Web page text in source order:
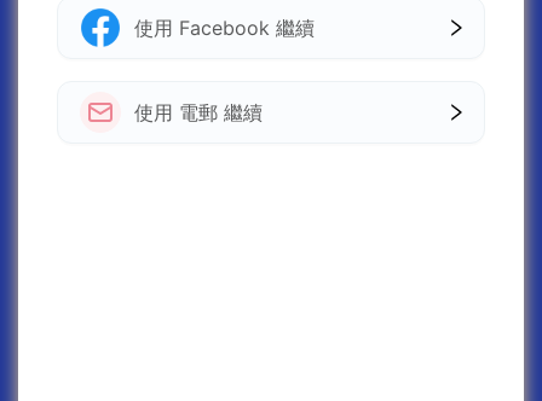
使用 Facebook 繼續
使用 電郵 繼續